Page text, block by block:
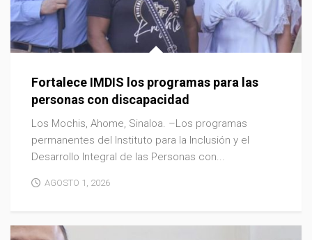
Fortalece IMDIS los programas para las
personas con discapacidad
Los Mochis, Ahome, Sinaloa. –Los programas
permanentes del Instituto para la Inclusión y el
Desarrollo Integral de las Personas con...
AGOSTO 1, 2026